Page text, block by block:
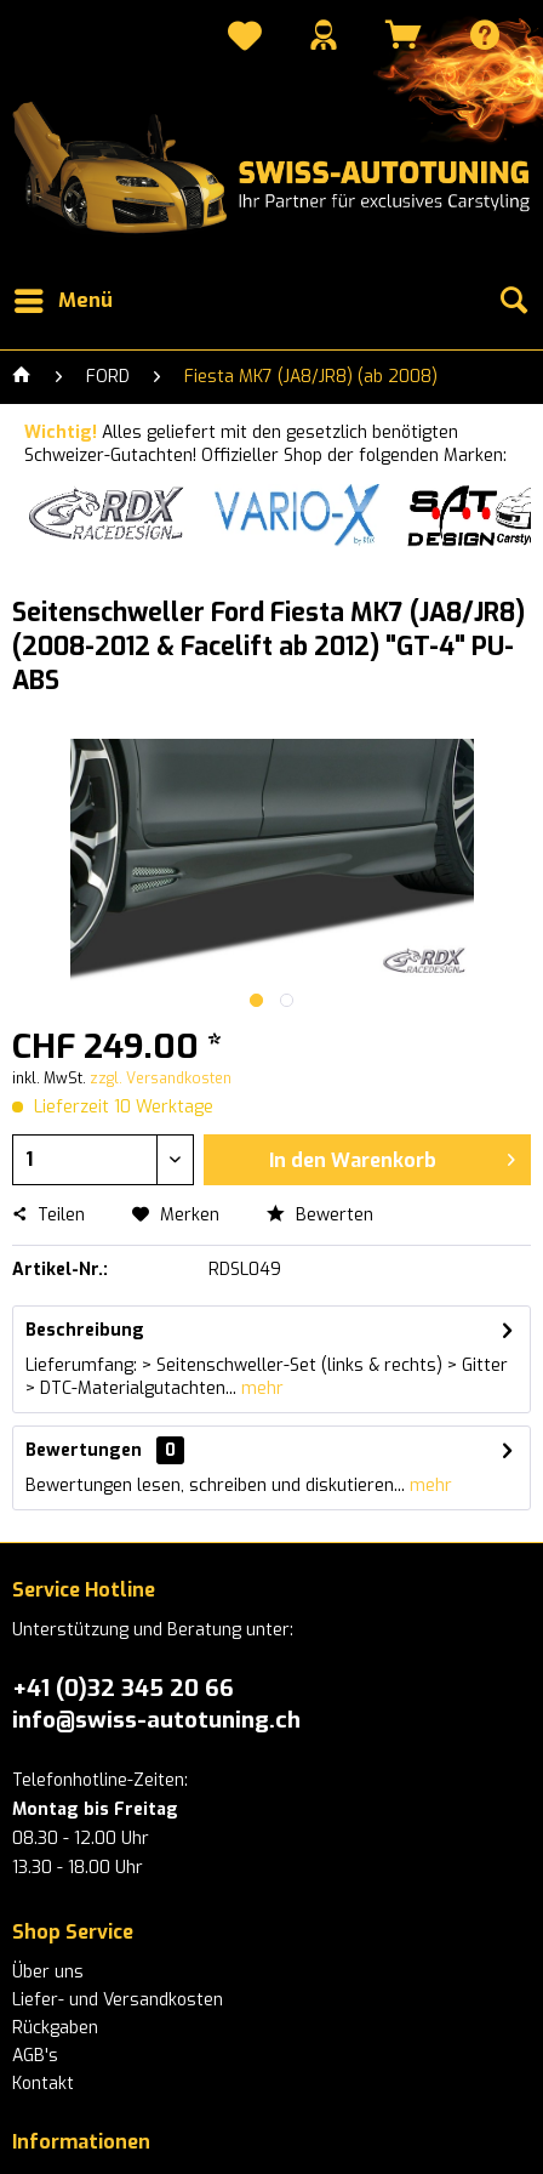
Menü
FORD Fiesta MK7 (JA8/JR8) (ab 2008)
Wichtig! Alles geliefert mit den gesetzlich benötigten
Schweizer-Gutachten! Offizieller Shop der folgenden Marken:
Seitenschweller Ford Fiesta MK7 (JA8/JR8)
(2008-2012 & Facelift ab 2012) "GT-4" PU-
ABS
CHF 249.00 *
inkl. MwSt. zzgl. Versandkosten
Lieferzeit 10 Werktage
In den Warenkorb
Teilen Merken Bewerten
Artikel-Nr.: RDSL049
Beschreibung
Lieferumfang: > Seitenschweller-Set (links & rechts) > Gitter
> DTC-Materialgutachten... mehr
Bewertungen
0
Bewertungen lesen, schreiben und diskutieren... mehr
Service Hotline
Unterstützung und Beratung unter:
+41 (0)32 345 20 66
info@swiss-autotuning.ch
Telefonhotline-Zeiten:
Montag bis Freitag
08.30 - 12.00 Uhr
13.30 - 18.00 Uhr
Shop Service
Über uns
Liefer- und Versandkosten
Rückgaben
AGB's
Kontakt
Informationen